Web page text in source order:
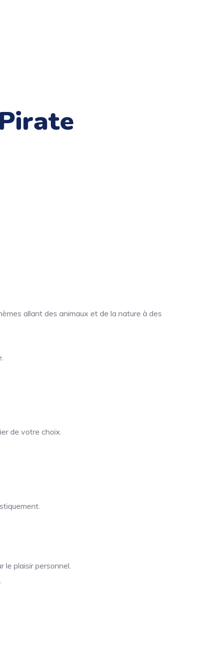
allant des animaux et de la nature à des
de votre choix.
plaisir personnel.